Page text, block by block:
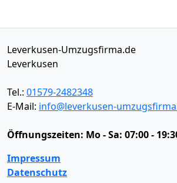
Leverkusen-Umzugsfirma.de
Leverkusen
Tel.: 01579-2482348
E-Mail: info@leverkusen-
Öffnungszeiten: Mo - Sa: 07:00 -
Impressum
Datenschutz